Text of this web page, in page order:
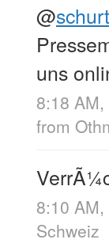
@
uns
8:18
from
8:10
Schweiz